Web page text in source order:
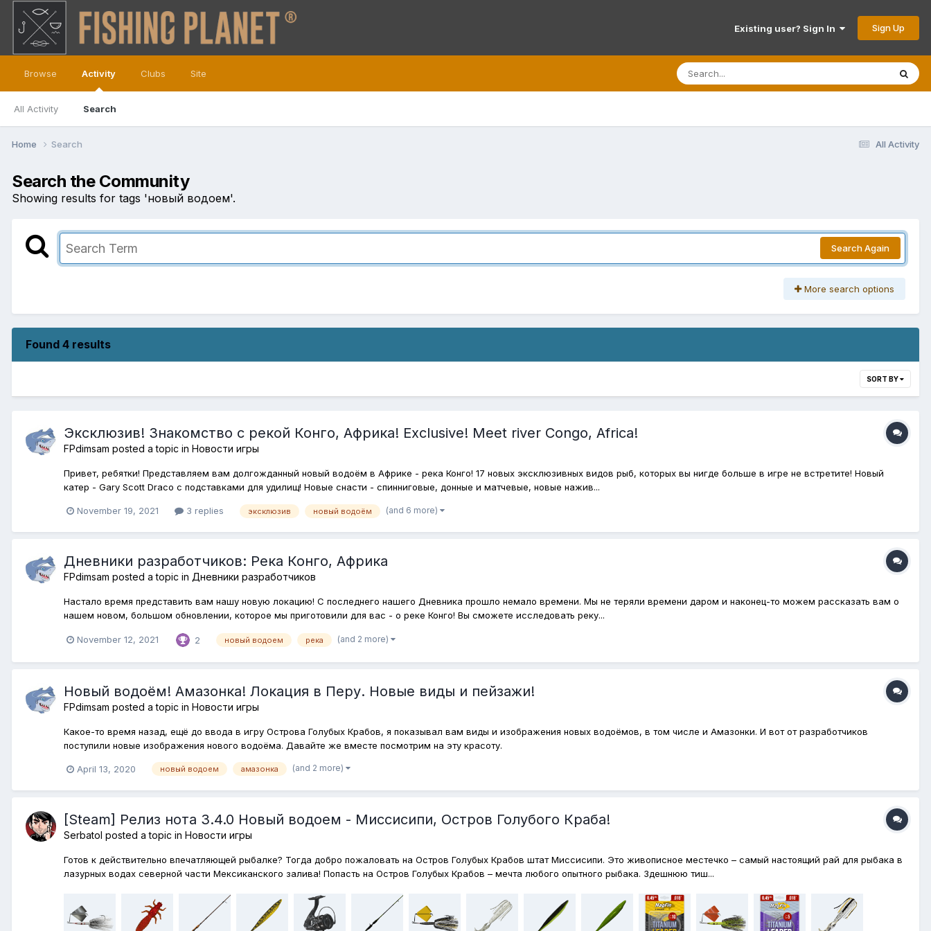
Existing user? Sign In Sign Up
Browse Activity
All Activity Search
Clubs Site
All Activity
Home Search
Search the Community
Showing results for tags 'новый водоем'.
Search Again
More search options
Found 4 results
SORT BY
Эксклюзив! Знакомство с рекой Конго, Африка! Exclusive! Meet river Congo, Africa!
FPdimsam posted a topic in Новости игры
Привет, ребятки! Представляем вам долгожданный новый водоём в Африке - река Конго! 17 новых эксклюзивных видов рыб, которых вы нигде больше в игре не встретите! Новый
катер - Gary Scott Draco с подставками для удилищ! Новые снасти - спинниговые, донные и матчевые, новые нажив...
November 19, 2021 3 replies эксклюзив новый водоём (and 6 more)
Дневники разработчиков: Река Конго, Африка
FPdimsam posted a topic in Дневники разработчиков
Настало время представить вам нашу новую локацию! С последнего нашего Дневника прошло немало времени. Мы не теряли времени даром и наконец-то можем рассказать вам о
нашем новом, большом обновлении, которое мы приготовили для вас - о реке Конго! Вы сможете исследовать реку...
November 12, 2021 2 новый водоем река (and 2 more)
Новый водоём! Амазонка! Локация в Перу. Новые виды и пейзажи!
FPdimsam posted a topic in Новости игры
Какое-то время назад, ещё до ввода в игру Острова Голубых Крабов, я показывал вам виды и изображения новых водоёмов, в том числе и Амазонки. И вот от разработчиков
поступили новые изображения нового водоёма. Давайте же вместе посмотрим на эту красоту.
April 13, 2020 новый водоем амазонка (and 2 more)
[Steam] Релиз нота 3.4.0 Новый водоем - Миссисипи, Остров Голубого Краба!
Serbatol posted a topic in Новости игры
Готов к действительно впечатляющей рыбалке? Тогда добро пожаловать на Остров Голубых Крабов штат Миссисипи. Это живописное местечко – самый настоящий рай для рыбака в
лазурных водах северной части Мексиканского залива! Попасть на Остров Голубых Крабов – мечта любого опытного рыбака. Здешнюю тиш...